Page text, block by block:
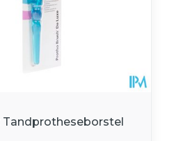
Tandprotheseborstel